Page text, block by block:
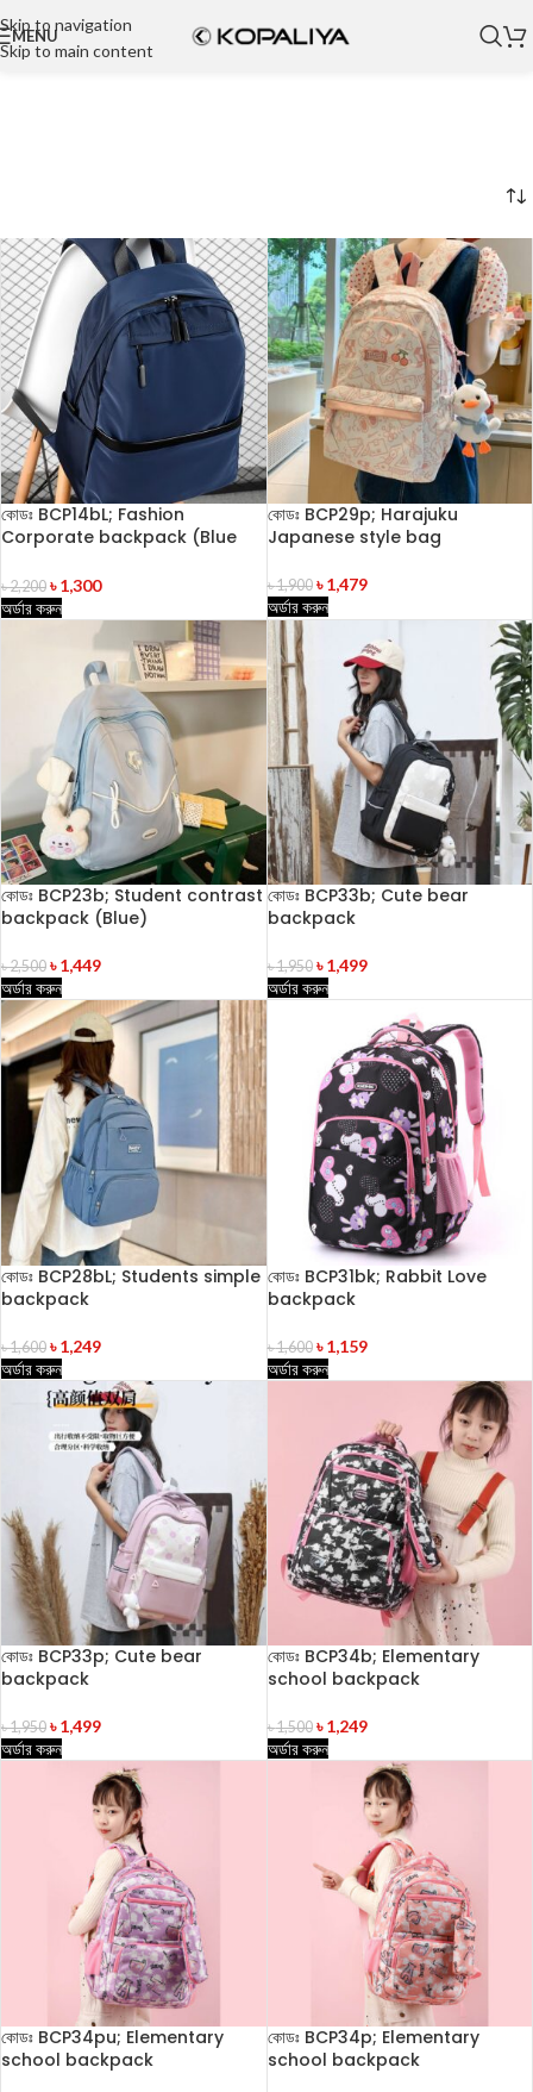
Skip to navigation
Skip to main content
MENU
কোডঃ BCP14bL; Fashion
Corporate backpack (Blue
৳2,200 ৳1,300
অর্ডার করুন
কোডঃ BCP29p; Harajuku
Japanese style bag
৳1,900 ৳1,479
অর্ডার করুন
কোডঃ BCP23b; Student contrast
backpack (Blue)
৳2,500 ৳1,449
অর্ডার করুন
কোডঃ BCP33b; Cute bear
backpack
৳1,950 ৳1,499
অর্ডার করুন
কোডঃ BCP28bL; Students simple
backpack
৳1,600 ৳1,249
অর্ডার করুন
কোডঃ BCP31bk; Rabbit Love
backpack
৳1,600 ৳1,159
অর্ডার করুন
কোডঃ BCP33p; Cute bear
backpack
৳1,950 ৳1,499
অর্ডার করুন
কোডঃ BCP34b; Elementary
school backpack
৳1,500 ৳1,249
অর্ডার করুন
কোডঃ BCP34pu; Elementary
school backpack
কোডঃ BCP34p; Elementary
school backpack